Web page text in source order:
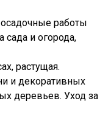
работы
сада и огорода,
растущая.
и декоративных
деревьев. Уход за